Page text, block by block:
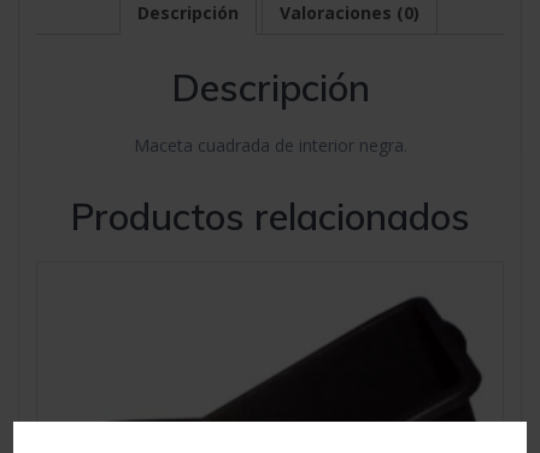
Descripción Valoraciones (0)
Descripción
Maceta cuadrada de interior negra.
Productos relacionados